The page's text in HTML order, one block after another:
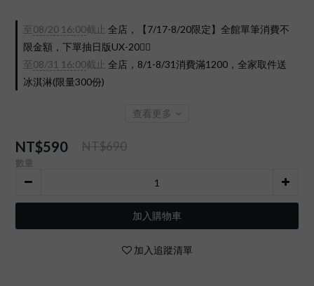
至08/20 16:00截止
全店，【7/17-8/20限定】全館單筆消費不
限金額，下單抽日版UX-20❤️‍🔥
至08/31 16:00截止
全店，8/1-8/31消費滿1200，全家取件送
冰淇淋(限量300份)
查看更多
NT$590 NT$690
數量
加入購物車
加入追蹤清單